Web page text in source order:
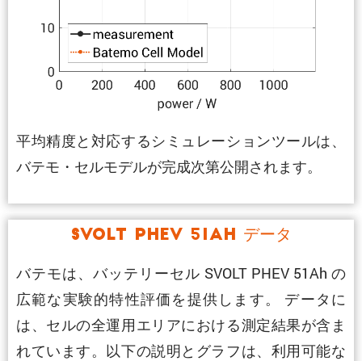
平均精度と対応するシミュレーションツールは、
バテモ・セルモデルが完成次第公開されます。
SVOLT PHEV 51Ah データ
バテモは、バッテリーセル SVOLT PHEV 51Ah の
広範な実験的特性評価を提供します。 データに
は、セルの全運用エリアにおける測定結果が含ま
れています。以下の説明とグラフは、利用可能な